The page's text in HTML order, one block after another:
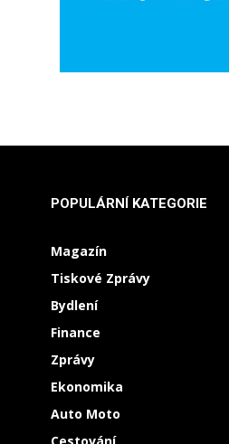
POPULÁRNÍ KATEGORIE
Magazín
Tiskové Zprávy
Bydlení
Finance
Zprávy
Ekonomika
Auto Moto